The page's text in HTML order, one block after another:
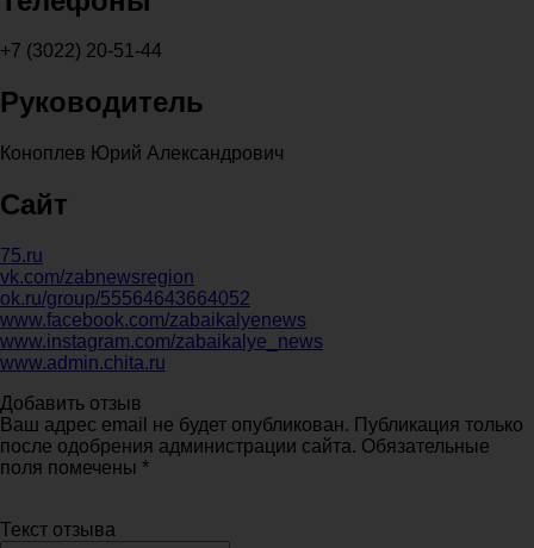
+7 (3022) 20-51-44
Руководитель
Коноплев Юрий Александрович
Сайт
75.ru
vk.com/zabnewsregion
ok.ru/group/55564643664052
www.facebook.com/zabaikalyenews
www.instagram.com/zabaikalye_news
www.admin.chita.ru
Добавить отзыв
Ваш адрес email не будет опубликован. Публикация только
после одобрения администрации сайта. Обязательные
поля помечены *
Текст отзыва